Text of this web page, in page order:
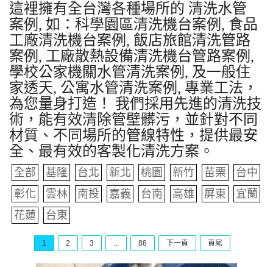
這裡擁有全台灣各種場所的 清洗水管
案例, 如：科學園區清洗機台案例, 食品
工廠清洗機台案例, 飯店旅館清洗管路
案例, 工廠散熱設備清洗機台管路案例,
學校公家機關水管清洗案例, 及一般住
家透天, 公寓水管清洗案例, 專業工法，
為您量身打造！ 我們採用先進的清洗技
術，能有效清除管壁髒污，並針對不同
材質、不同場所的管線特性，提供最安
全、最有效的客製化清洗方案。
全部 基隆 台北 新北 桃園 新竹 苗栗
台中
彰化
雲林 南投 嘉義 台南 高雄 屏東
宜蘭
花蓮
台東
1 2 3 ... 88 下一頁 頁尾